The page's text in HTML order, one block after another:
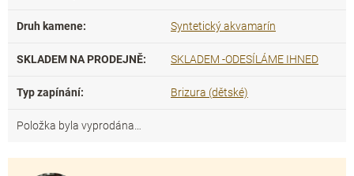
Druh kamene: Syntetický akvamarín
SKLADEM NA PRODEJNĚ: SKLADEM -ODESÍLÁME IHNED
Typ zapínání: Brizura (dětské)
Položka byla vyprodána…